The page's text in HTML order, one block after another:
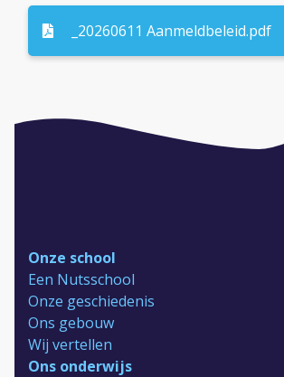
_20260611 Aanmeldbeleid.pdf
Onze school
Een Nutsschool
Onze geschiedenis
Ons gebouw
Wij vertellen
Ons onderwijs